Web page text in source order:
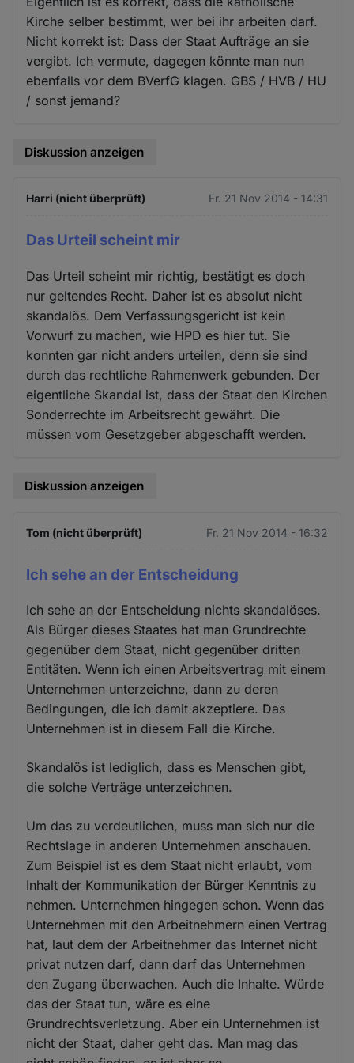
Kirche selber bestimmt, wer bei ihr arbeiten darf.
Nicht korrekt ist: Dass der Staat Aufträge an sie
vergibt. Ich vermute, dagegen könnte man nun
ebenfalls vor dem BVerfG klagen. GBS / HVB / HU
/ sonst jemand?
Diskussion anzeigen
Harri (nicht überprüft) Fr. 21 Nov 2014 - 14:31
Das Urteil scheint mir
Das Urteil scheint mir richtig, bestätigt es doch
nur geltendes Recht. Daher ist es absolut nicht
skandalös. Dem Verfassungsgericht ist kein
Vorwurf zu machen, wie HPD es hier tut. Sie
konnten gar nicht anders urteilen, denn sie sind
durch das rechtliche Rahmenwerk gebunden. Der
eigentliche Skandal ist, dass der Staat den Kirchen
Sonderrechte im Arbeitsrecht gewährt. Die
müssen vom Gesetzgeber abgeschafft werden.
Diskussion anzeigen
Tom (nicht überprüft) Fr. 21 Nov 2014 - 16:32
Ich sehe an der Entscheidung
Ich sehe an der Entscheidung nichts skandalöses.
Als Bürger dieses Staates hat man Grundrechte
gegenüber dem Staat, nicht gegenüber dritten
Entitäten. Wenn ich einen Arbeitsvertrag mit einem
Unternehmen unterzeichne, dann zu deren
Bedingungen, die ich damit akzeptiere. Das
Unternehmen ist in diesem Fall die Kirche.
Skandalös ist lediglich, dass es Menschen gibt,
die solche Verträge unterzeichnen.
Um das zu verdeutlichen, muss man sich nur die
Rechtslage in anderen Unternehmen anschauen.
Zum Beispiel ist es dem Staat nicht erlaubt, vom
Inhalt der Kommunikation der Bürger Kenntnis zu
nehmen. Unternehmen hingegen schon. Wenn das
Unternehmen mit den Arbeitnehmern einen Vertrag
hat, laut dem der Arbeitnehmer das Internet nicht
privat nutzen darf, dann darf das Unternehmen
den Zugang überwachen. Auch die Inhalte. Würde
das der Staat tun, wäre es eine
Grundrechtsverletzung. Aber ein Unternehmen ist
nicht der Staat, daher geht das. Man mag das